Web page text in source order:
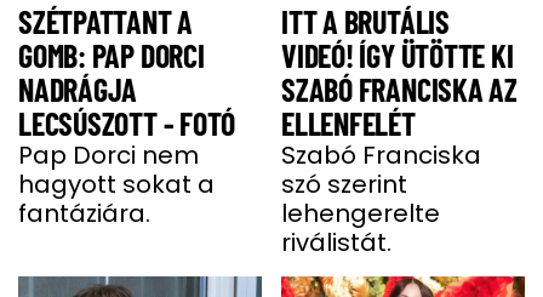
SZÉTPATTANT A
GOMB: PAP DORCI
NADRÁGJA
LECSÚSZOTT - FOTÓ
Pap Dorci nem
hagyott sokat a
fantáziára.
ITT A BRUTÁLIS
VIDEÓ! ÍGY ÜTÖTTE KI
SZABÓ FRANCISKA AZ
ELLENFELÉT
Szabó Franciska
szó szerint
lehengerelte
riválistát.